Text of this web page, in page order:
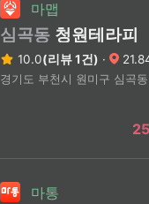
마맵
심곡동 청원테라피
10.0(리뷰 1건) ·
경기도 부천시 원미구 심곡
마통